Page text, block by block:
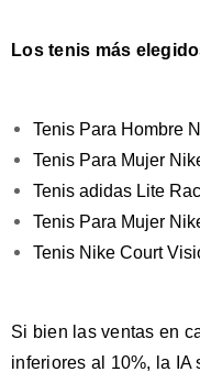
Los tenis más
Tenis Para Hombre
Tenis Para Mujer
Tenis adidas Lite
Tenis Para Mujer
Tenis Nike Court
Si bien las ventas en
inferiores al 10%, la IA